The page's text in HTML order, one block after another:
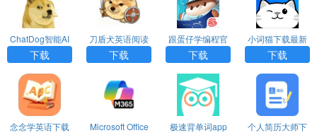
ChatDog智能AI
聊天下载
下载
刀盾犬英语阅读
最新版下载
下载
跟蛋仔学编程官
方版下载
下载
小词猫下载最新
版
下载
念念学英语下载
Microsoft Office
极速背单词app
个人简历大师下